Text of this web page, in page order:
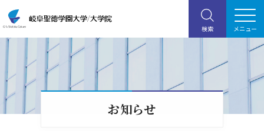
お知らせ